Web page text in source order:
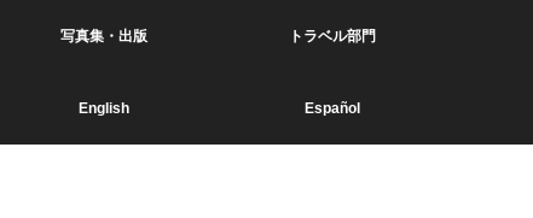
写真集・出版 トラベル部門
English Español